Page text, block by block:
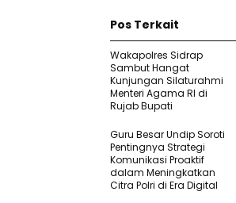
Pos Terkait
Wakapolres Sidrap
Sambut Hangat
Kunjungan Silaturahmi
Menteri Agama RI di
Rujab Bupati
Guru Besar Undip Soroti
Pentingnya Strategi
Komunikasi Proaktif
dalam Meningkatkan
Citra Polri di Era Digital